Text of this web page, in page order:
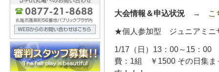
大会情報＆申込状況 → こ
★個人参加型 ジュニアミニ
1/17（日）13：00～15：
費：1組 ￥1500 その日集ま